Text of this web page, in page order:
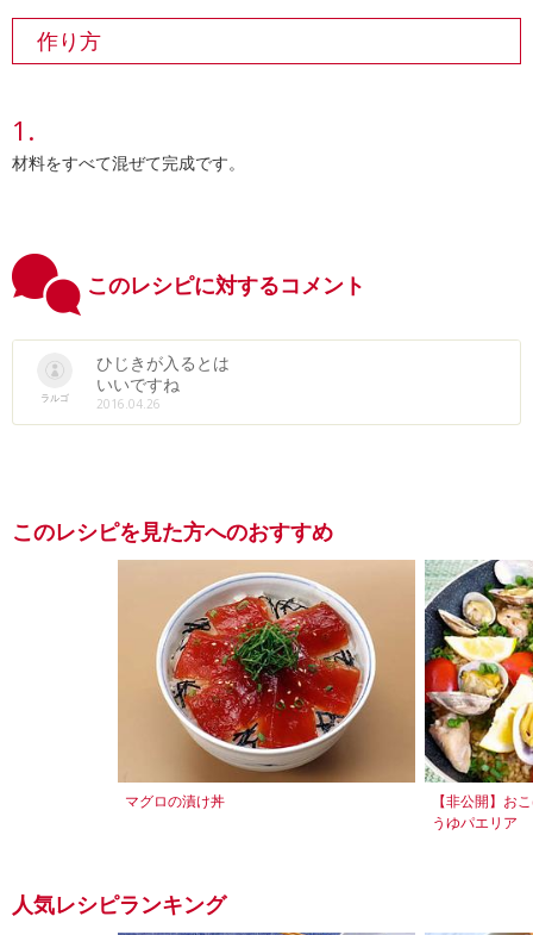
作り方
材料をすべて混ぜて完成です。
このレシピに対するコメント
ラルゴ
ひじきが入るとは
いいですね
2016.04.26
このレシピを見た方へのおすすめ
マグロの漬け丼
【非公開】お
うゆパエリア
人気レシピランキング